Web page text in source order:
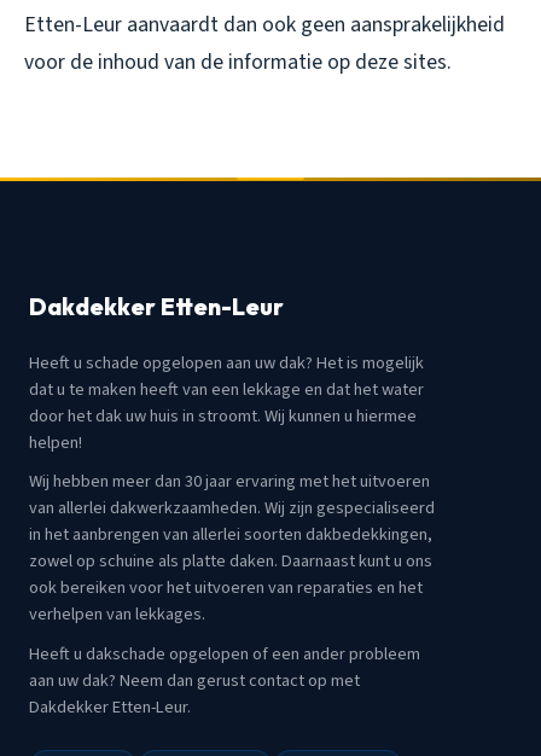
Etten-Leur aanvaardt dan ook geen aansprakelijkheid
voor de inhoud van de informatie op deze sites.
Dakdekker Etten-Leur
Heeft u schade opgelopen aan uw dak? Het is mogelijk
dat u te maken heeft van een lekkage en dat het water
door het dak uw huis in stroomt. Wij kunnen u hiermee
helpen!
Wij hebben meer dan 30 jaar ervaring met het uitvoeren
van allerlei dakwerkzaamheden. Wij zijn gespecialiseerd
in het aanbrengen van allerlei soorten dakbedekkingen,
zowel op schuine als platte daken. Daarnaast kunt u ons
ook bereiken voor het uitvoeren van reparaties en het
verhelpen van lekkages.
Heeft u dakschade opgelopen of een ander probleem
aan uw dak? Neem dan gerust contact op met
Dakdekker Etten-Leur.